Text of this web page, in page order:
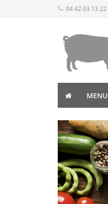
04 42 03 13 22
MENU